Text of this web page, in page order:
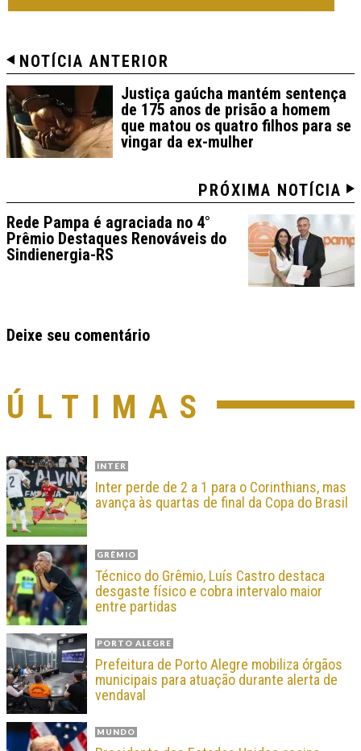
NOTÍCIA ANTERIOR
Justiça gaúcha mantém sentença
de 175 anos de prisão a homem
que matou os quatro filhos para se
vingar da ex-mulher
PRÓXIMA NOTÍCIA
Rede Pampa é agraciada no 4°
Prêmio Destaques Renováveis do
Sindienergia-RS
Deixe seu comentário
ÚLTIMAS
INTER
Inter perde de 2 a 1 para o Corinthians, mas
avança às quartas de final da Copa do Brasil
GRÊMIO
Técnico do Grêmio, Luís Castro destaca
desgaste físico e cobra intervalo maior
entre partidas
PORTO ALEGRE
Prefeitura de Porto Alegre mobiliza órgãos
municipais para atuação durante alerta de
vendaval
MUNDO